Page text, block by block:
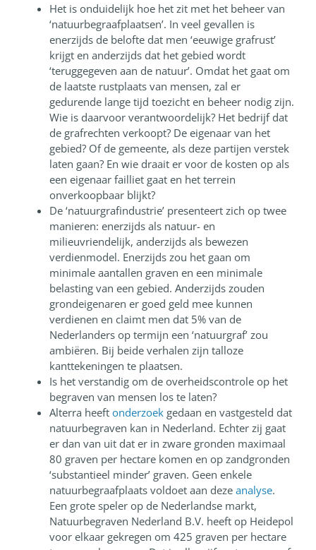
Het is onduidelijk hoe het zit met het beheer van
‘natuurbegraafplaatsen’. In veel gevallen is
enerzijds de belofte dat men ‘eeuwige grafrust’
krijgt en anderzijds dat het gebied wordt
‘teruggegeven aan de natuur’. Omdat het gaat om
de laatste rustplaats van mensen, zal er
gedurende lange tijd toezicht en beheer nodig zijn.
Wie is daarvoor verantwoordelijk? Het bedrijf dat
de grafrechten verkoopt? De eigenaar van het
gebied? Of de gemeente, als deze partijen verstek
laten gaan? En wie draait er voor de kosten op als
een eigenaar failliet gaat en het terrein
onverkoopbaar blijkt?
De ‘natuurgrafindustrie’ presenteert zich op twee
manieren: enerzijds als natuur- en
milieuvriendelijk, anderzijds als bewezen
verdienmodel. Enerzijds zou het gaan om
minimale aantallen graven en een minimale
belasting van een gebied. Anderzijds zouden
grondeigenaren er goed geld mee kunnen
verdienen en claimt men dat 5% van de
Nederlanders op termijn een ‘natuurgraf’ zou
ambiëren. Bij beide verhalen zijn talloze
kanttekeningen te plaatsen.
Is het verstandig om de overheidscontrole op het
begraven van mensen los te laten?
Alterra heeft onderzoek gedaan en vastgesteld dat
natuurbegraven kan in Nederland. Echter zij gaat
er dan van uit dat er in zware gronden maximaal
80 graven per hectare komen en op zandgronden
‘substantieel minder’ graven. Geen enkele
natuurbegraafplaats voldoet aan deze analyse.
Een grote speler op de Nederlandse markt,
Natuurbegraven Nederland B.V. heeft op Heidepol
voor elkaar gekregen om 425 graven per hectare